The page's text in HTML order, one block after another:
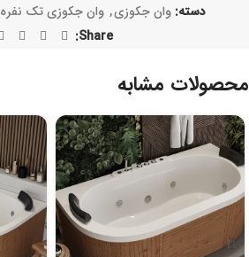
دسته: وان جکوزی, وان جکوزی تک نفره
Share:
محصولات مشابه